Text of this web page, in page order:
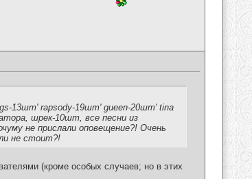
13шт' rapsody-19шт' gueen-20шт' tina
шрек-10шт, все песни из
не прислали оповещение?! Очень
не стоит?!
(кроме особых случаев; но в этих